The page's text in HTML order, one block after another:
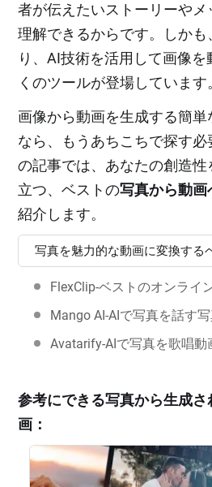
者が伝えたいストーリーやメ
理解できるからです。しかも
り、AI技術を活用して画像
くのツールが登場しています
画像から動画を生成する簡
なら、もうあちこちで探す必
の記事では、あなたの創造
立つ、ベストの写真から動
紹介します。
写真を魅力的な動画に変換する
FlexClip‐ベストのオンライ
Mango AI‐AIで写真を話す
Avatarify‐AIで写真を歌唱動
参考にできる写真から生成
画：